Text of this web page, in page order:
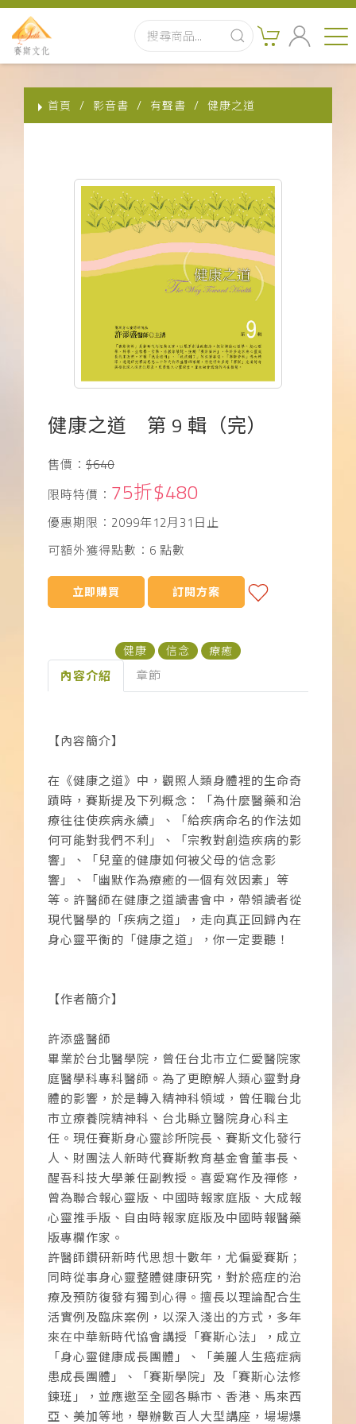
首頁
最新消息
訂閱制有聲書
影音書
關於我們
下載APP
首頁 影音書 有聲書 健康之道
健康之道 第 9 輯（完）
售價： $640
限時特價： 75折$480
優惠期限：2099年12月31日止
可額外獲得點數：6 點數
立即購買 訂閱方案
健康 信念 療癒
內容介紹 章節
【內容簡介】
在《健康之道》中，觀照人類身體裡的生命奇
蹟時，賽斯提及下列概念：「為什麼醫藥和治
療往往使疾病永續」、「給疾病命名的作法如
何可能對我們不利」、「宗教對創造疾病的影
響」、「兒童的健康如何被父母的信念影
響」、「幽默作為療癒的一個有效因素」等
等。許醫師在健康之道讀書會中，帶領讀者從
現代醫學的「疾病之道」，走向真正回歸內在
身心靈平衡的「健康之道」，你一定要聽！
【作者簡介】
許添盛醫師
畢業於台北醫學院，曾任台北市立仁愛醫院家
庭醫學科專科醫師。為了更瞭解人類心靈對身
體的影響，於是轉入精神科領域，曾任職台北
市立療養院精神科、台北縣立醫院身心科主
任。現任賽斯身心靈診所院長、賽斯文化發行
人、財團法人新時代賽斯教育基金會董事長、
醒吾科技大學兼任副教授。喜愛寫作及禪修，
曾為聯合報心靈版、中國時報家庭版、大成報
心靈推手版、自由時報家庭版及中國時報醫藥
版專欄作家。
許醫師鑽研新時代思想十數年，尤偏愛賽斯；
同時從事身心靈整體健康研究，對於癌症的治
療及預防復發有獨到心得。擅長以理論配合生
活實例及臨床案例，以深入淺出的方式，多年
來在中華新時代協會講授「賽斯心法」，成立
「身心靈健康成長團體」、「美麗人生癌症病
患成長團體」、「賽斯學院」及「賽斯心法修
鍊班」，並應邀至全國各縣市、香港、馬來西
亞、美加等地，舉辦數百人大型講座，場場爆